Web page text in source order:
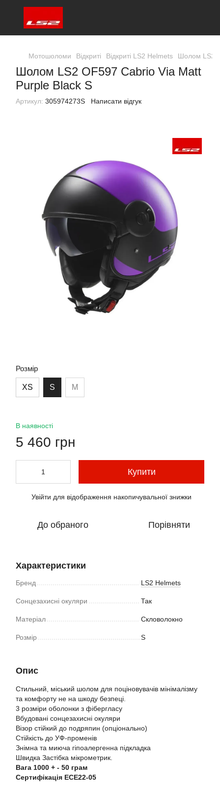
Мотошоломи Відкриті Відкриті LS2 Helmets Шолом LS2
Шолом LS2 OF597 Cabrio Via Matt
Purple Black S
Артикул: 305974273S Написати відгук
Розмір
XS S M
В наявності
5 460 грн
Купити
Увійти для відображення накопичувальної знижки
До обраного Порівняти
Характеристики
Бренд LS2 Helmets
Сонцезахисні окуляри Так
Матеріал Скловолокно
Розмір S
Опис
Стильний, міський шолом для поціновувачів мінімалізму
та комфорту не на шкоду безпеці.
3 розміри оболонки з фібергласу
Вбудовані сонцезахисні окуляри
Візор стійкий до подряпин (опціонально)
Стійкість до УФ-променів
Знімна та миюча гіпоалергенна підкладка
Швидка Застібка мікрометрик.
Вага 1000 + - 50 грам
Сертифікація ЕСЕ22-05